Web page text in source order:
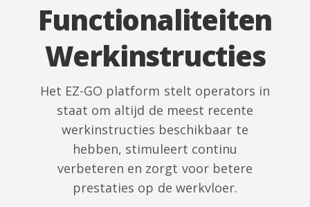
Functionaliteiten
Werkinstructies
Het EZ-GO platform stelt operators in
staat om altijd de meest recente
werkinstructies beschikbaar te
hebben, stimuleert continu
verbeteren en zorgt voor betere
prestaties op de werkvloer.